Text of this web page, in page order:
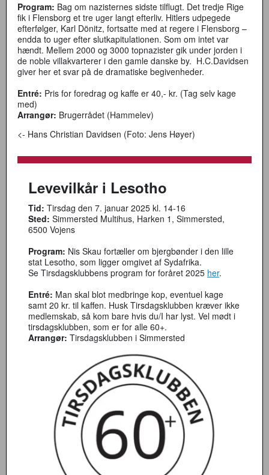
Program: Bag om nazisternes sidste tilflugt. Det tredje Rige
fik i Flensborg et tre uger langt efterliv. Hitlers udpegede
efterfølger, Karl Dönitz, fortsatte med at regere i Flensborg –
endda to uger efter slutkapitulationen. Som om intet var
hændt. Mellem 2000 og 3000 topnazister gik under jorden i
de noble villakvarterer i den gamle danske by. H.C.Davidsen
giver her et svar på de dramatiske begivenheder.
Entré: Pris for foredrag og kaffe er 40,- kr. (Tag selv kage
med)
Arrangør: Brugerrådet (Hammelev)
<- Hans Christian Davidsen (Foto: Jens Høyer)
Levevilkår i Lesotho
Tid: Tirsdag den 7. januar 2025 kl. 14-16
Sted: Simmersted Multihus, Harken 1, Simmersted,
6500 Vojens
Program: Nis Skau fortæller om bjergbønder i den lille
stat Lesotho, som ligger omgivet af Sydafrika.
Se Tirsdagsklubbens program for foråret 2025 her.
Entré: Man skal blot medbringe kop, eventuel kage
samt 20 kr. til kaffen. Husk Tirsdagsklubben kræver ikke
medlemskab, så kom bare hvis du/I har lyst. Vel mødt i
tirsdagsklubben, som er for alle 60+.
Arrangør: Tirsdagsklubben i Simmersted